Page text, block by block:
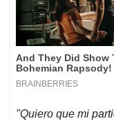
"Quiero que mi